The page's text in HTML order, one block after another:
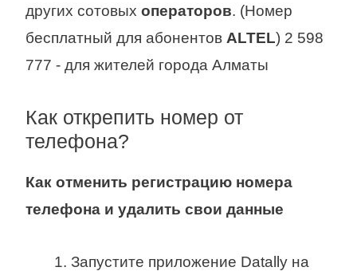
других сотовых операторов. (Номер
бесплатный для абонентов ALTEL) 2 598
777 - для жителей города Алматы
Как открепить номер от
телефона?
Как отменить регистрацию номера
телефона и удалить свои данные
Запустите приложение Datally на